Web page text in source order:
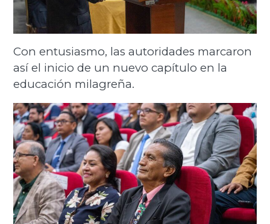
Con entusiasmo, las autoridades marcaron
así el inicio de un nuevo capítulo en la
educación milagreña.